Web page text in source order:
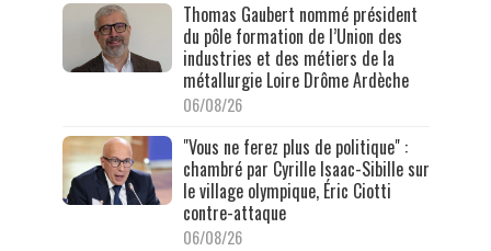
Thomas Gaubert nommé président
du pôle formation de l’Union des
industries et des métiers de la
métallurgie Loire Drôme Ardèche
06/08/26
"Vous ne ferez plus de politique" :
chambré par Cyrille Isaac-Sibille sur
le village olympique, Éric Ciotti
contre-attaque
06/08/26